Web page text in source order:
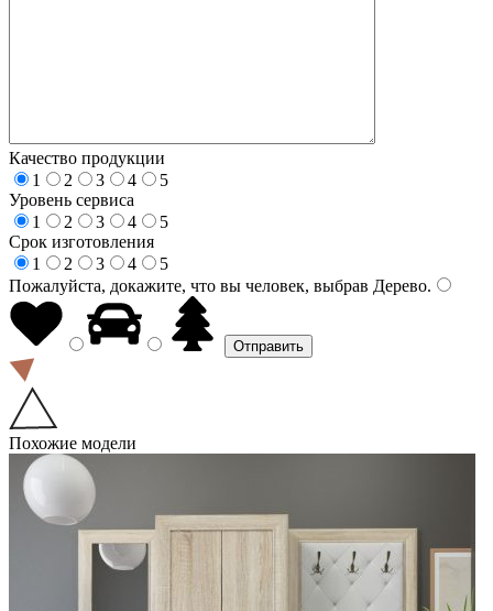
Качество продукции
1
2 3 4
5
Уровень сервиса
1
2 3 4
5
Срок изготовления
1
2 3 4
5
Пожалуйста, докажите, что вы человек, выбрав Дерево.
Похожие модели